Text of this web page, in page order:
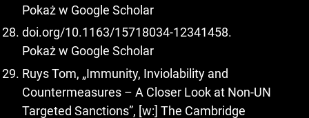
Pokaż w Google Scholar
doi.org/10.1163/15718034-12341458.
Pokaż w Google Scholar
Ruys Tom, „Immunity, Inviolability and
Countermeasures – A Closer Look at Non-UN
Targeted Sanctions”, [w:] The Cambridge